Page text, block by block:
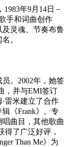
1983年9月14日－
手和词曲创作
及灵魂、节奏布鲁
。
。2002年，她签
，并与EMI签订
雷米建立了合作
《Frank》。专
曲目，其他歌曲
得了广泛好评，
Than Me》为